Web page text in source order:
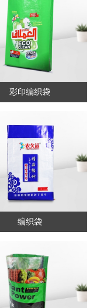
彩印编织袋
编织袋